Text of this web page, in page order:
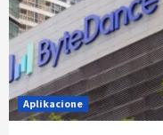
Aplikacione